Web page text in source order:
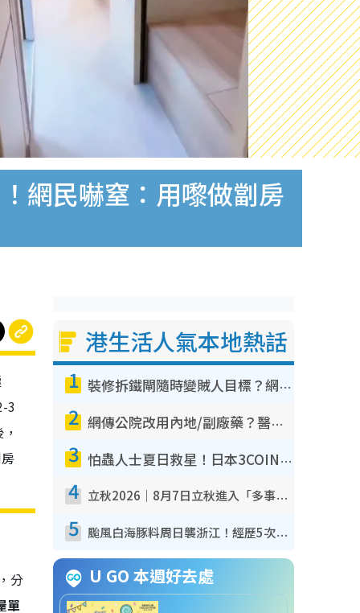
網民嚇窒：用嚟做劏房
3
分
單
港生活人氣本地熱話
1 裝修拆鐵閘隨時變賊人目標？網民揭2大關鍵用途：裝新式等於白裝？附新舊鐵閘分別
2 網傳公院改用內地/副廠藥？醫生拆解正副廠分別 揭4類人換藥隨時出事
3 怕蟲人士夏日救星！日本3COINS爆紅驅蟲神器$45起 1招「全程免觸碰」輕鬆搞定小強
4 立秋2026｜8月7日立秋進入「多事之秋」 3件事唔做得！專家教6招開運 清枱頭／銀包納氣接好運
5 颱風白海豚料周日襲浙江！經歷5次「眼牆置換」極罕見 成登陸內地最長途颱風
U GO 本週好去處